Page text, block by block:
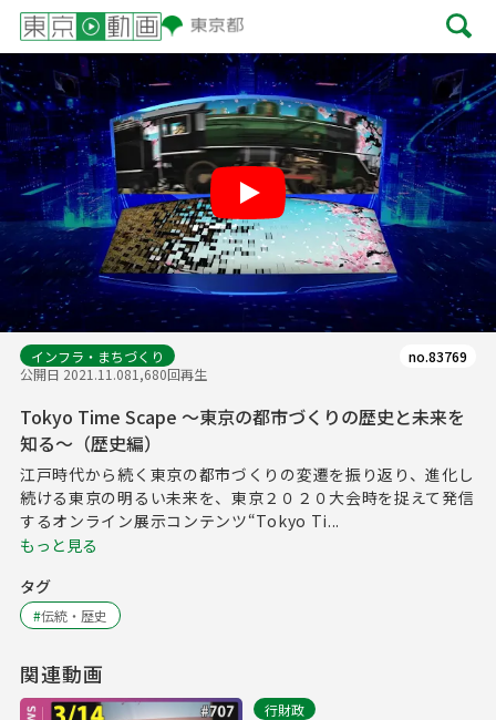
Play
インフラ・まちづくり
公開日 2021.11.081,680回再生
no.83769
Tokyo Time Scape ～東京の都市づくりの歴史と未来を
知る～（歴史編）
江戸時代から続く東京の都市づくりの変遷を振り返り、進化し
続ける東京の明るい未来を、東京２０２０大会時を捉えて発信
するオンライン展示コンテンツ“Tokyo Ti...
もっと見る
タグ
#伝統・歴史
関連動画
行財政